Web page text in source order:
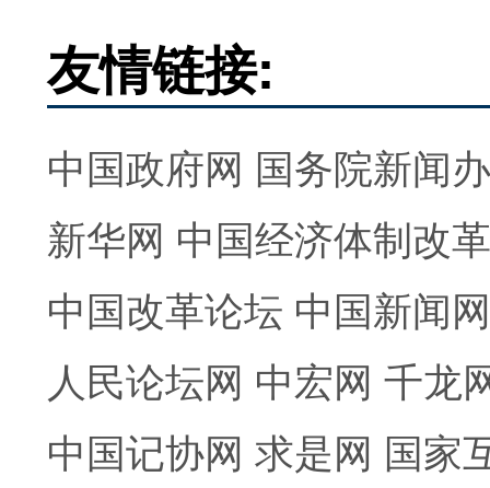
友情链接:
中国政府网 国务院新闻
新华网 中国经济体制改
中国改革论坛 中国新闻网
人民论坛网 中宏网 千龙
中国记协网 求是网 国家